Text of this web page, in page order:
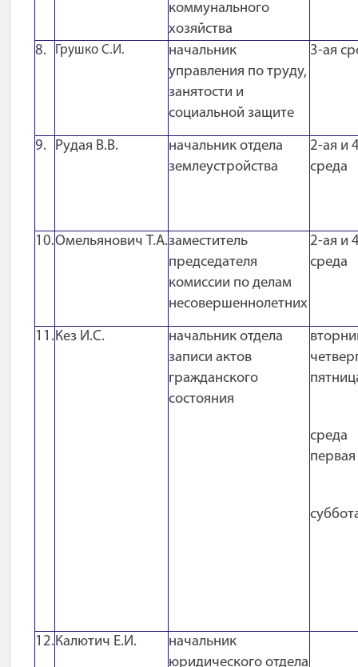
коммунального
хозяйства
8. Грушко С.И.
начальник
управления по труду,
занятости и
социальной защите
3-ая
9. Рудая В.В.
начальник отдела
землеустройства
2-ая и
среда
10.Омельянович Т.А.заместитель
председателя
комиссии по делам
несовершеннолетних
2-ая и
среда
11.Кез И.С.
начальник отдела
записи актов
гражданского
состояния
среда
12.Калютич Е.И.
начальник
юридического отдела